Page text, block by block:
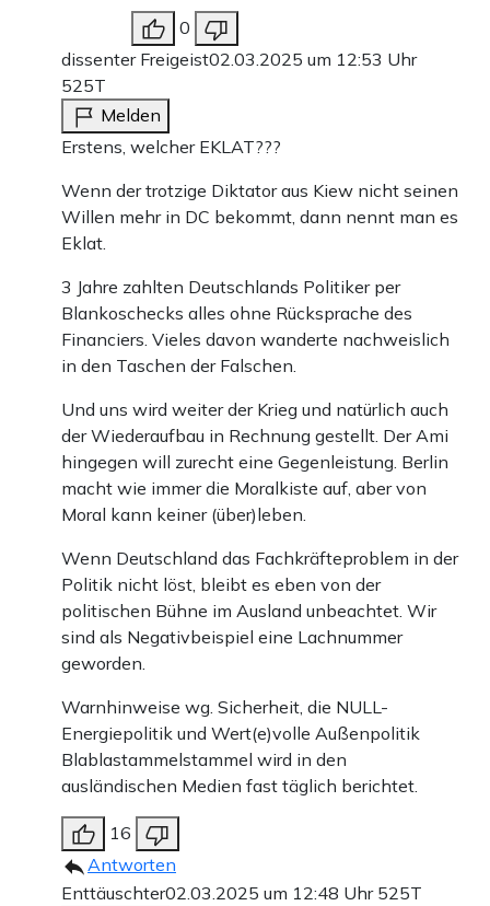
0
dissenter Freigeist02.03.2025 um 12:53 Uhr
525T
Melden
Erstens, welcher EKLAT???
Wenn der trotzige Diktator aus Kiew nicht seinen
Willen mehr in DC bekommt, dann nennt man es
Eklat.
3 Jahre zahlten Deutschlands Politiker per
Blankoschecks alles ohne Rücksprache des
Financiers. Vieles davon wanderte nachweislich
in den Taschen der Falschen.
Und uns wird weiter der Krieg und natürlich auch
der Wiederaufbau in Rechnung gestellt. Der Ami
hingegen will zurecht eine Gegenleistung. Berlin
macht wie immer die Moralkiste auf, aber von
Moral kann keiner (über)leben.
Wenn Deutschland das Fachkräfteproblem in der
Politik nicht löst, bleibt es eben von der
politischen Bühne im Ausland unbeachtet. Wir
sind als Negativbeispiel eine Lachnummer
geworden.
Warnhinweise wg. Sicherheit, die NULL-
Energiepolitik und Wert(e)volle Außenpolitik
Blablastammelstammel wird in den
ausländischen Medien fast täglich berichtet.
16
Antworten
Enttäuschter02.03.2025 um 12:48 Uhr 525T